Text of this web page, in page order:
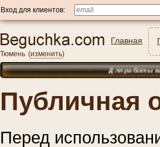
Вход для клиентов:
Тюмень (изменить)
Главная
Для работы вахтовым методом
Публичная
Перед